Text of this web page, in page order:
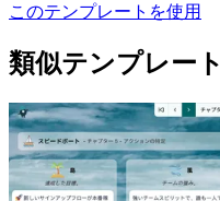
このテンプレートを使用
類似テンプレート